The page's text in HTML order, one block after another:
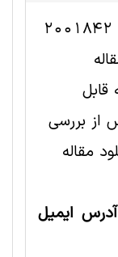
فایل انگلیسی این مقاله با شناسه 2001842
از بررسی
مقاله
آدرس ایمیل